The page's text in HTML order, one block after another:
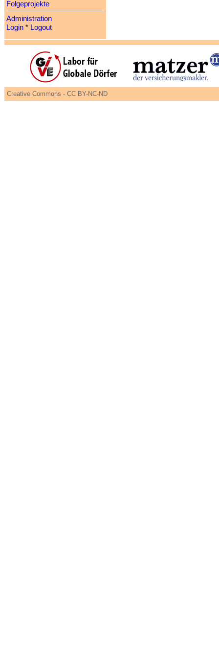
Folgeprojekte
Administration
Login* Logout
Creative Commons - CC BY-NC-ND